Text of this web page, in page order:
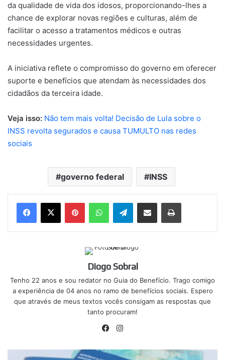
da qualidade de vida dos idosos, proporcionando-lhes a
chance de explorar novas regiões e culturas, além de
facilitar o acesso a tratamentos médicos e outras
necessidades urgentes.
A iniciativa reflete o compromisso do governo em oferecer
suporte e benefícios que atendam às necessidades dos
cidadãos da terceira idade.
Veja isso: Não tem mais volta! Decisão de Lula sobre o
INSS revolta segurados e causa TUMULTO nas redes
sociais
governo federal INSS
PinterestWhatsAppTelegramCompartilhar via e-mail Imprimir
Diogo Sobral
Tenho 22 anos e sou redator no Guia do Benefício. Trago comigo
a experiência de 04 anos no ramo de benefícios sociais. Espero
que através de meus textos vocês consigam as respostas que
tanto procuram!
Facebook